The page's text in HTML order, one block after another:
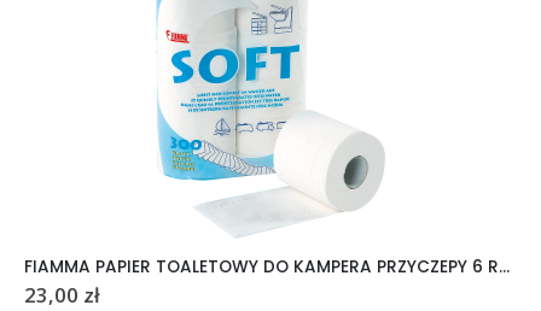
FIAMMA PAPIER TOALETOWY DO KAMPERA PRZYCZEPY 6 ROLEK
23,00 zł